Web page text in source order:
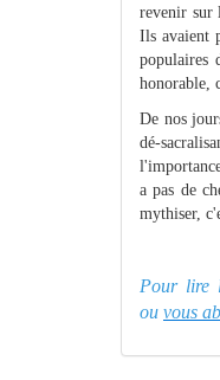
revenir sur
Ils avaient
populaires
honorable,
De nos
dé-
a pas de
mythiser,
Pour lire
ou vous